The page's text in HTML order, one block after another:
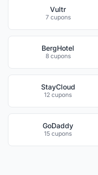
Vultr
7 cupons
BergHotel
8 cupons
StayCloud
12 cupons
GoDaddy
15 cupons